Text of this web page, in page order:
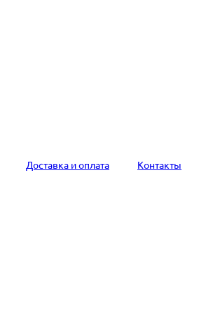
Доставка и оплата Контакты